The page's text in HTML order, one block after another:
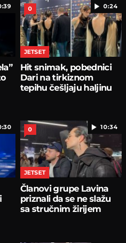
0:24
0
JETSET
Hit snimak, pobednici
Dari na tirkiznom
tepihu češljaju haljinu
10:34
0
JETSET
Članovi grupe Lavina
priznali da se ne slažu
sa stručnim žirijem